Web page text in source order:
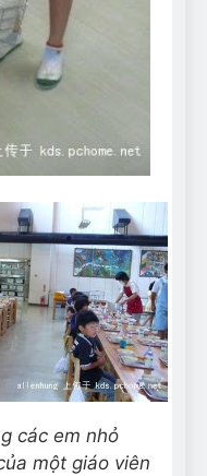
các em nhỏ
một giáo viên